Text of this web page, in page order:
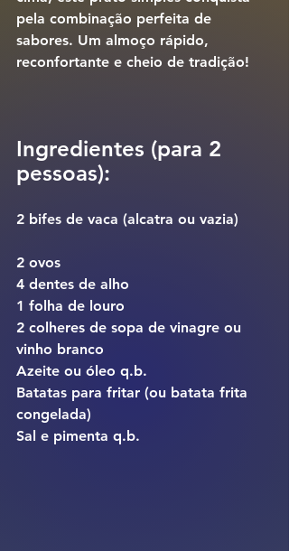
pela combinação perfeita de
sabores. Um almoço rápido,
reconfortante e cheio de tradição!
Ingredientes (para 2
pessoas):
2 bifes de vaca (alcatra ou vazia)
2 ovos
4 dentes de alho
1 folha de louro
2 colheres de sopa de vinagre ou
vinho branco
Azeite ou óleo q.b.
Batatas para fritar (ou batata frita
congelada)
Sal e pimenta q.b.